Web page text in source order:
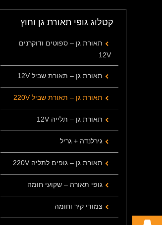
קטלוג גופי תאורת גן וחוץ
תאורת גן – ספוטים ודוקרנים
12V
תאורת גן – תאורת שביל 12V
תאורת גן – תאורת שביל 220V
תאורת גן – תלייה 12V
גירלנדה + גריל
תאורת גן – גופים לתליה 220V
גופי תאורה – שקועי חומה
צמודי קיר וחומה